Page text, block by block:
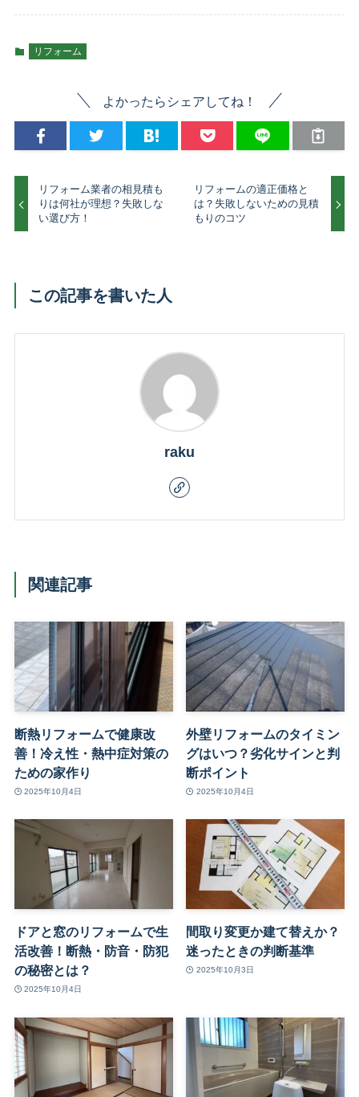
リフォーム
よかったらシェアしてね！
リフォーム業者の相見積も
りは何社が理想？失敗しな
い選び方！
リフォームの適正価格と
は？失敗しないための見積
もりのコツ
この記事を書いた人
raku
関連記事
断熱リフォームで健康改
善！冷え性・熱中症対策の
ための家作り
2025年10月4日
外壁リフォームのタイミン
グはいつ？劣化サインと判
断ポイント
2025年10月4日
ドアと窓のリフォームで生
活改善！断熱・防音・防犯
の秘密とは？
2025年10月4日
間取り変更か建て替えか？
迷ったときの判断基準
2025年10月3日